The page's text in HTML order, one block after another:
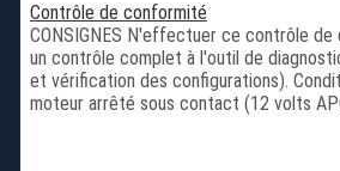
Contrôle de conformité
CONSIGNES N'effectuer ce contrôle
un contrôle complet à l'outil de
et vérification des configurations).
moteur arrêté sous contact (12 volts